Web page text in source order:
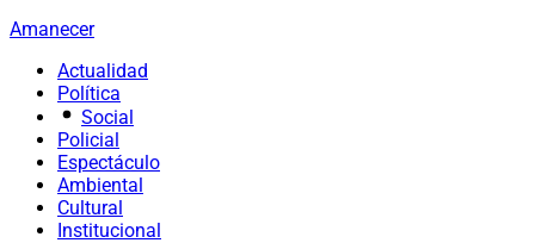
Amanecer
Actualidad
Política
Social
Policial
Espectáculo
Ambiental
Cultural
Institucional